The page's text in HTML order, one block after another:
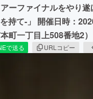
ーファイナルをやり
持て-」 開催日時：
町一丁目上508番地2）
で送る URLコピー